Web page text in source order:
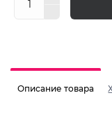
Описание товара